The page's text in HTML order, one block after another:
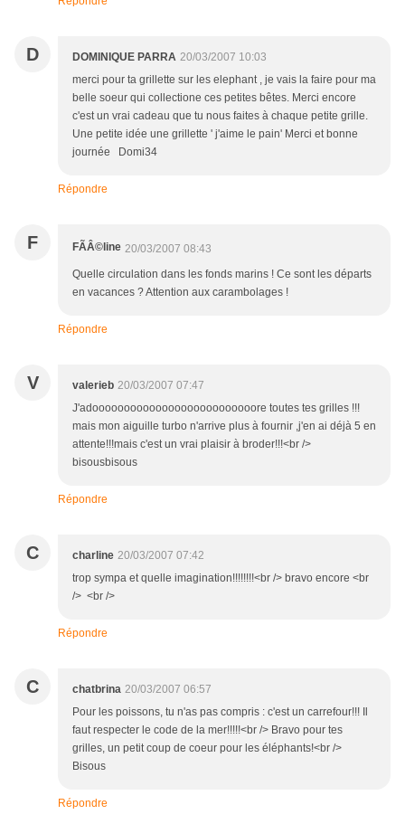
D DOMINIQUE PARRA 20/03/2007 10:03
merci pour ta grillette sur les elephant , je vais la faire pour ma
belle soeur qui collectione ces petites bêtes. Merci encore
c'est un vrai cadeau que tu nous faites à chaque petite grille.
Une petite idée une grillette ' j'aime le pain' Merci et bonne
journée Domi34
Répondre
F FÃÂ©line 20/03/2007 08:43
Quelle circulation dans les fonds marins ! Ce sont les départs
en vacances ? Attention aux carambolages !
Répondre
V valerieb 20/03/2007 07:47
J'adoooooooooooooooooooooooooore toutes tes grilles !!!
mais mon aiguille turbo n'arrive plus à fournir ,j'en ai déjà 5 en
attente!!!mais c'est un vrai plaisir à broder!!!<br />
bisousbisous
Répondre
C charline 20/03/2007 07:42
trop sympa et quelle imagination!!!!!!!!<br /> bravo encore <br
/> <br />
Répondre
C chatbrina 20/03/2007 06:57
Pour les poissons, tu n'as pas compris : c'est un carrefour!!! Il
faut respecter le code de la mer!!!!!<br /> Bravo pour tes
grilles, un petit coup de coeur pour les éléphants!<br />
Bisous
Répondre